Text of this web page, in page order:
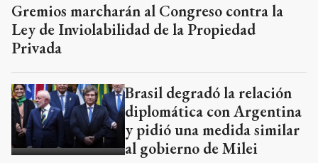
Gremios marcharán al Congreso contra la
Ley de Inviolabilidad de la Propiedad
Privada
Brasil degradó la relación
diplomática con Argentina
y pidió una medida similar
al gobierno de Milei